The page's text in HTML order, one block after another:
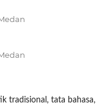
tradisional, tata